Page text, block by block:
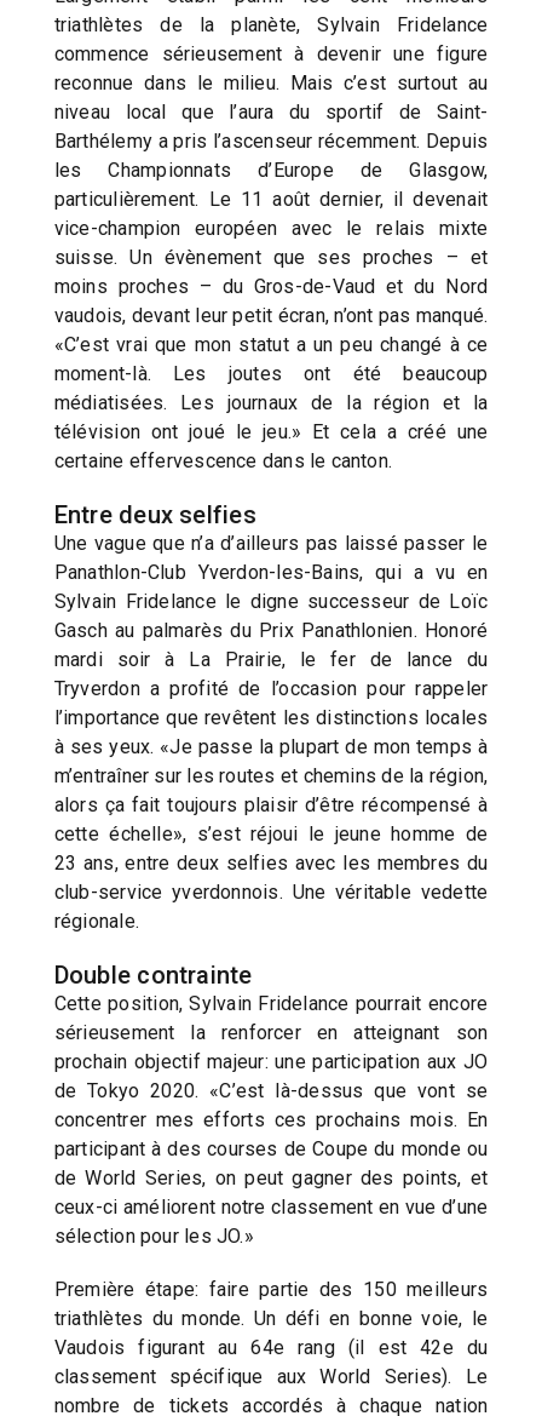
triathlètes de la planète, Sylvain Fridelance
commence sérieusement à devenir une figure
reconnue dans le milieu. Mais c’est surtout au
niveau local que l’aura du sportif de Saint-
Barthélemy a pris l’ascenseur récemment. Depuis
les Championnats d’Europe de Glasgow,
particulièrement. Le 11 août dernier, il devenait
vice-champion européen avec le relais mixte
suisse. Un évènement que ses proches – et
moins proches – du Gros-de-Vaud et du Nord
vaudois, devant leur petit écran, n’ont pas manqué.
«C’est vrai que mon statut a un peu changé à ce
moment-là. Les joutes ont été beaucoup
médiatisées. Les journaux de la région et la
télévision ont joué le jeu.» Et cela a créé une
certaine effervescence dans le canton.
Entre deux selfies
Une vague que n’a d’ailleurs pas laissé passer le
Panathlon-Club Yverdon-les-Bains, qui a vu en
Sylvain Fridelance le digne successeur de Loïc
Gasch au palmarès du Prix Panathlonien. Honoré
mardi soir à La Prairie, le fer de lance du
Tryverdon a profité de l’occasion pour rappeler
l’importance que revêtent les distinctions locales
à ses yeux. «Je passe la plupart de mon temps à
m’entraîner sur les routes et chemins de la région,
alors ça fait toujours plaisir d’être récompensé à
cette échelle», s’est réjoui le jeune homme de
23 ans, entre deux selfies avec les membres du
club-service yverdonnois. Une véritable vedette
régionale.
Double contrainte
Cette position, Sylvain Fridelance pourrait encore
sérieusement la renforcer en atteignant son
prochain objectif majeur: une participation aux JO
de Tokyo 2020. «C’est là-dessus que vont se
concentrer mes efforts ces prochains mois. En
participant à des courses de Coupe du monde ou
de World Series, on peut gagner des points, et
ceux-ci améliorent notre classement en vue d’une
sélection pour les JO.»
Première étape: faire partie des 150 meilleurs
triathlètes du monde. Un défi en bonne voie, le
Vaudois figurant au 64e rang (il est 42e du
classement spécifique aux World Series). Le
nombre de tickets accordés à chaque nation